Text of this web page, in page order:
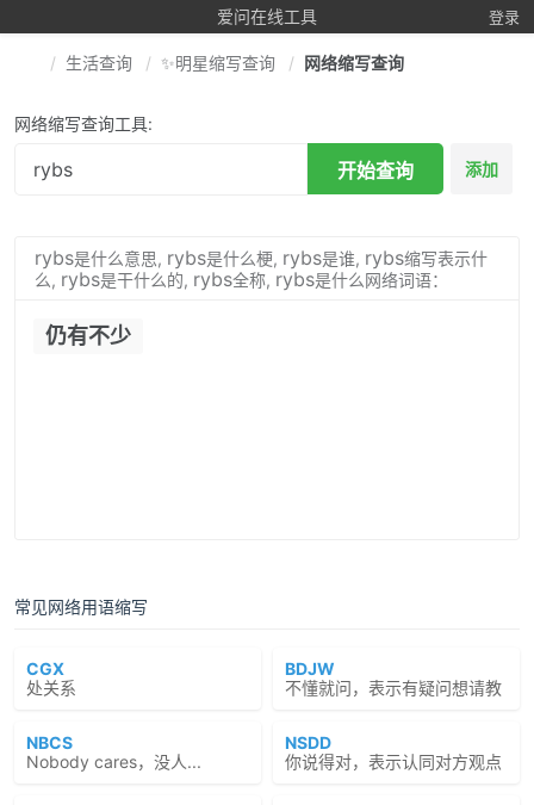
爱问在线工具 登录
生活查询 ✨明星缩写查询 网络缩写查询
网络缩写查询工具:
开始查询 添加
rybs是什么意思, rybs是什么梗, rybs是谁, rybs缩写表示什
么, rybs是干什么的, rybs全称, rybs是什么网络词语：
仍有不少
常见网络用语缩写
CGX
处关系
BDJW
不懂就问，表示有疑问想请教
NBCS
Nobody cares，没人...
NSDD
你说得对，表示认同对方观点